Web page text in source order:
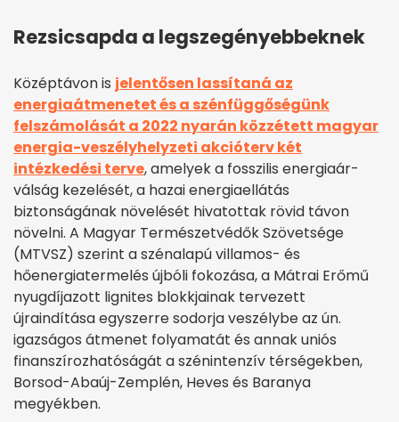
Rezsicsapda a legszegényebbeknek
Középtávon is jelentősen lassítaná az
energiaátmenetet és a szénfüggőségünk
felszámolását a 2022 nyarán közzétett magyar
energia-veszélyhelyzeti akcióterv két
intézkedési terve, amelyek a fosszilis energiaár-
válság kezelését, a hazai energiaellátás
biztonságának növelését hivatottak rövid távon
növelni. A Magyar Természetvédők Szövetsége
(MTVSZ) szerint a szénalapú villamos- és
hőenergiatermelés újbóli fokozása, a Mátrai Erőmű
nyugdíjazott lignites blokkjainak tervezett
újraindítása egyszerre sodorja veszélybe az ún.
igazságos átmenet folyamatát és annak uniós
finanszírozhatóságát a szénintenzív térségekben,
Borsod-Abaúj-Zemplén, Heves és Baranya
megyékben.